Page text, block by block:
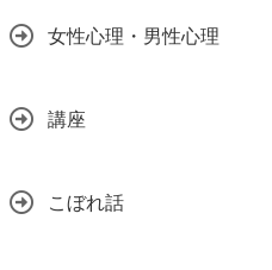
女性心理・男性心理
講座
こぼれ話